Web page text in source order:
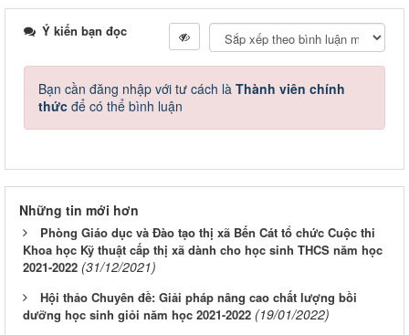
Ý kiến bạn đọc
Bạn cần đăng nhập với tư cách là Thành viên chính
thức để có thể bình luận
Những tin mới hơn
Phòng Giáo dục và Đào tạo thị xã Bến Cát tổ chức Cuộc thi
Khoa học Kỹ thuật cấp thị xã dành cho học sinh THCS năm học
2021-2022 (31/12/2021)
Hội thảo Chuyên đề: Giải pháp nâng cao chất lượng bồi
dưỡng học sinh giỏi năm học 2021-2022 (19/01/2022)